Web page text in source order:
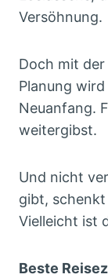
Versöhnung.
Doch mit
Planung
Neuanfang.
weitergibst.
Und nicht
gibt, schenkt
Vielleicht ist
Beste